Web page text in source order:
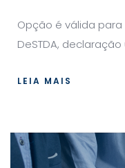
Opção é válida
DeSTDA,
LEIA MAIS